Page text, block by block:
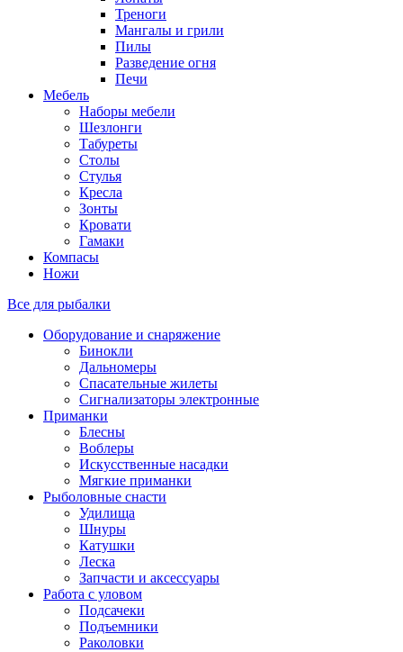
Треноги
Мангалы и грили
Пилы
Разведение огня
Печи
Мебель
Наборы мебели
Шезлонги
Табуреты
Столы
Стулья
Кресла
Зонты
Кровати
Гамаки
Компасы
Ножи
Все для рыбалки
Оборудование и снаряжение
Бинокли
Дальномеры
Спасательные жилеты
Сигнализаторы электронные
Приманки
Блесны
Воблеры
Искусственные насадки
Мягкие приманки
Рыболовные снасти
Удилища
Шнуры
Катушки
Леска
Запчасти и аксессуары
Работа с уловом
Подсачеки
Подъемники
Раколовки